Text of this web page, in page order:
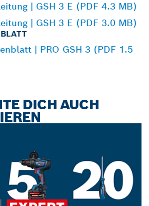
| GSH 3 E (PDF 4.3 MB)
| GSH 3 E (PDF 3.0 MB)
| PRO GSH 3 (PDF 1.5
DICH AUCH